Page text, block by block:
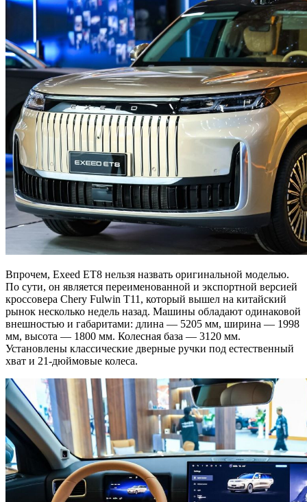
Впрочем, Exeed ET8 нельзя назвать оригинальной моделью.
По сути, он является переименованной и экспортной версией
кроссовера Chery Fulwin T11, который вышел на китайский
рынок несколько недель назад. Машины обладают одинаковой
внешностью и габаритами: длина — 5205 мм, ширина — 1998
мм, высота — 1800 мм. Колесная база — 3120 мм.
Установлены классические дверные ручки под естественный
хват и 21-дюймовые колеса.